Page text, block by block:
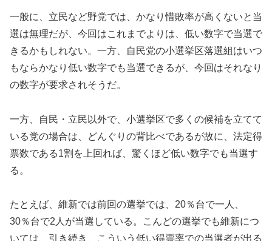
一般に、立民など野党では、かなり惜敗率が高くないと当
選は無理だが、今回はこれまでよりは、低い数字で当選で
きるかもしれない。一方、自民党の小選挙区落選組はいつ
もならかなり低い数字でも当選できるが、今回はそれなり
の数字が要求されそうだ。
一方、自民・立民以外で、小選挙区で多くの候補を立てて
いる党の場合は、どんぐりの背比べであるが故に、法定得
票数である1割を上回れば、驚くほど低い数字でも当選す
る。
たとえば、維新では前回の選挙では、20％台で一人、
30％台で2人が当選している。こんどの選挙でも維新につ
いては、引き続き、こういう低い得票率での当選者が出る